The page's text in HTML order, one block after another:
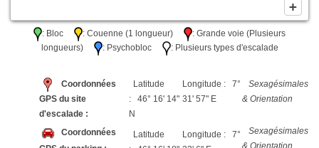
: Bloc : Couenne (1 longueur)
: Grande voie (Plusieurs
longueurs)
: Psychobloc : Plusieurs types d'escalade
Coordonnées
GPS du site
d'escalade :
Latitude
: 46° 16' 14"
N
Longitude : 7°
31' 57" E
Sexagésimales
& Orientation
Coordonnées
Latitude
Longitude : 7°
Sexagésimales
& Orientation